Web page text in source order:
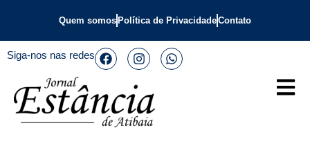
Quem somos Política de PrivacidadeContato
Siga-nos nas redes